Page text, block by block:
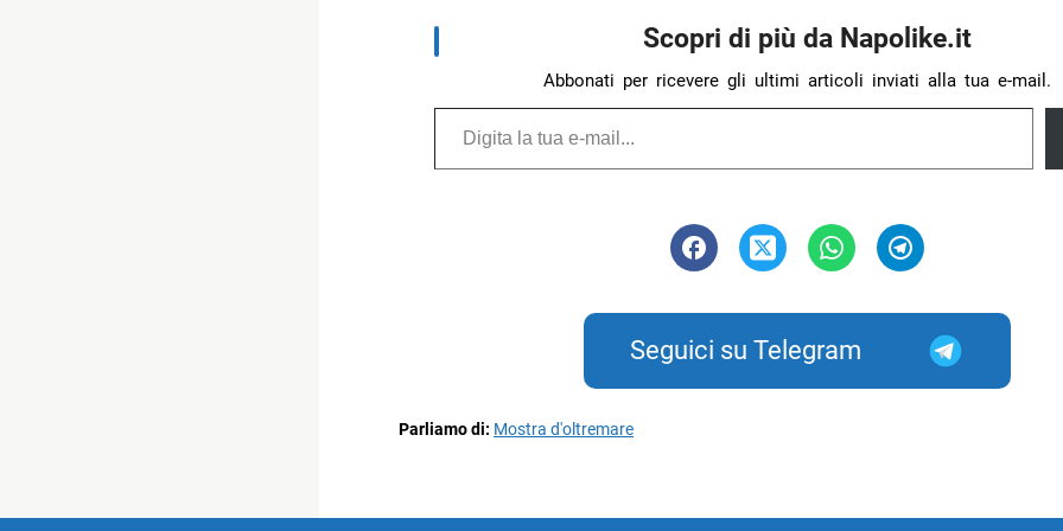
Scopri di più da Napolike.it
Abbonati per ricevere gli ultimi articoli inviati alla tua e-mail.
Digita la tua e-mail...
Seguici su Telegram
Parliamo di: Mostra d'oltremare